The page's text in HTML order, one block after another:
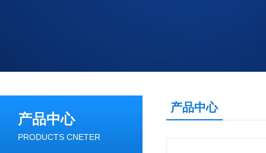
产品中心
PRODUCTS CNETER
产品中心